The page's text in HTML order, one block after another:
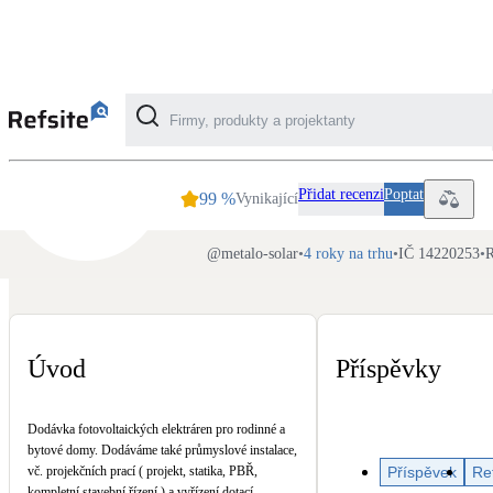
Fotovoltaika
Větrání s rekuperací
Teplovzdušné vytápění
Metalo solar s.r.o.
99 %VynikajícíPřidat recenziPoptat
@metalo-solar•4 roky na trhu•IČ 14220253•
Úvod
Dodávka fotovoltaických elektráren pro rodinné a
bytové domy. Dodáváme také průmyslové instalace,
vč. projekčních prací ( projekt, statika, PBŘ,
Příspěvky
Příspěvek